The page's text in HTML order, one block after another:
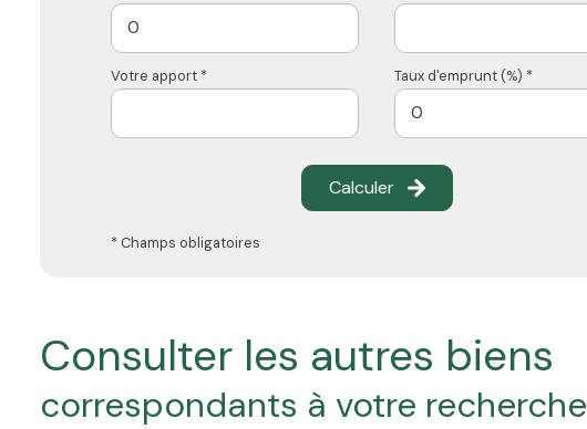
Votre apport * Taux d'emprunt (%) *
Calculer
* Champs obligatoires
consulter les autres biens
correspondants à votre recherche